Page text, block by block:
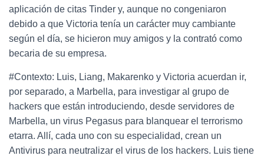
aplicación de citas Tinder y, aunque no congeniaron
debido a que Victoria tenía un carácter muy cambiante
según el día, se hicieron muy amigos y la contrató como
becaria de su empresa.
#Contexto: Luis, Liang, Makarenko y Victoria acuerdan ir,
por separado, a Marbella, para investigar al grupo de
hackers que están introduciendo, desde servidores de
Marbella, un virus Pegasus para blanquear el terrorismo
etarra. Allí, cada uno con su especialidad, crean un
Antivirus para neutralizar el virus de los hackers. Luis tiene